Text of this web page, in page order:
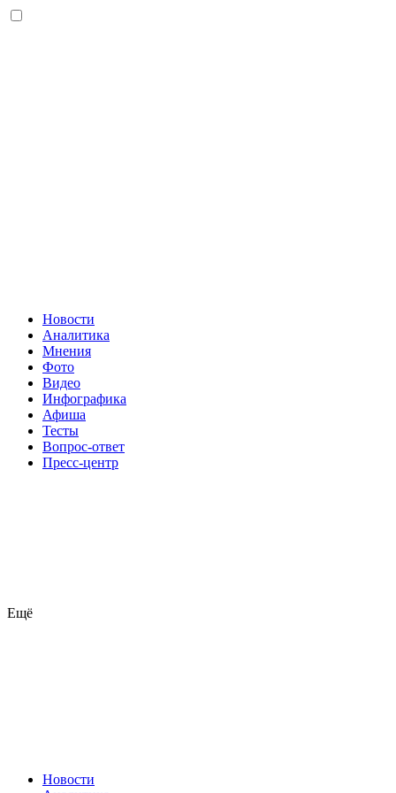
Новости
Аналитика
Мнения
Фото
Видео
Инфографика
Афиша
Тесты
Вопрос-ответ
Пресс-центр
Ещё
Новости